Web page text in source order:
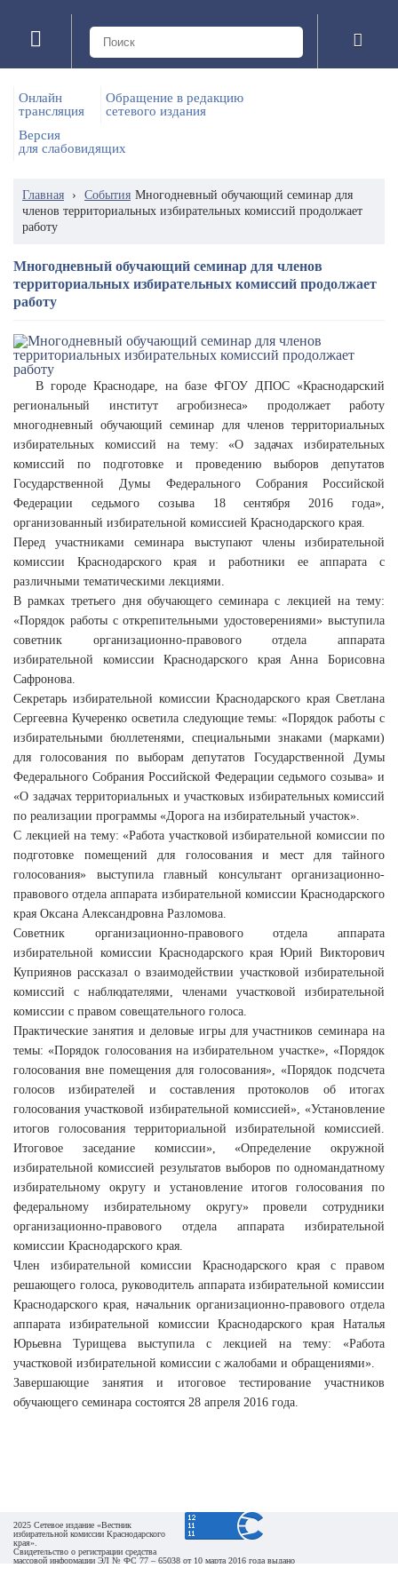
Онлайн
трансляция
Обращение в редакцию
сетевого издания
Версия
для слабовидящих
Главная › События Многодневный обучающий семинар для
членов территориальных избирательных комиссий продолжает
работу
Многодневный обучающий семинар для членов
территориальных избирательных комиссий продолжает
работу
В городе Краснодаре, на базе ФГОУ ДПОС «Краснодарский
региональный институт агробизнеса» продолжает работу
многодневный обучающий семинар для членов территориальных
избирательных комиссий на тему: «О задачах избирательных
комиссий по подготовке и проведению выборов депутатов
Государственной Думы Федерального Собрания Российской
Федерации седьмого созыва 18 сентября 2016 года»,
организованный избирательной комиссией Краснодарского края.
Перед участниками семинара выступают члены избирательной
комиссии Краснодарского края и работники ее аппарата с
различными тематическими лекциями.
В рамках третьего дня обучающего семинара с лекцией на тему:
«Порядок работы с открепительными удостоверениями» выступила
советник организационно-правового отдела аппарата
избирательной комиссии Краснодарского края Анна Борисовна
Сафронова.
Секретарь избирательной комиссии Краснодарского края Светлана
Сергеевна Кучеренко осветила следующие темы: «Порядок работы с
избирательными бюллетенями, специальными знаками (марками)
для голосования по выборам депутатов Государственной Думы
Федерального Собрания Российской Федерации седьмого созыва» и
«О задачах территориальных и участковых избирательных комиссий
по реализации программы «Дорога на избирательный участок».
С лекцией на тему: «Работа участковой избирательной комиссии по
подготовке помещений для голосования и мест для тайного
голосования» выступила главный консультант организационно-
правового отдела аппарата избирательной комиссии Краснодарского
края Оксана Александровна Разломова.
Советник организационно-правового отдела аппарата
избирательной комиссии Краснодарского края Юрий Викторович
Куприянов рассказал о взаимодействии участковой избирательной
комиссий с наблюдателями, членами участковой избирательной
комиссии с правом совещательного голоса.
Практические занятия и деловые игры для участников семинара на
темы: «Порядок голосования на избирательном участке», «Порядок
голосования вне помещения для голосования», «Порядок подсчета
голосов избирателей и составления протоколов об итогах
голосования участковой избирательной комиссией», «Установление
итогов голосования территориальной избирательной комиссией.
Итоговое заседание комиссии», «Определение окружной
избирательной комиссией результатов выборов по одномандатному
избирательному округу и установление итогов голосования по
федеральному избирательному округу» провели сотрудники
организационно-правового отдела аппарата избирательной
комиссии Краснодарского края.
Член избирательной комиссии Краснодарского края с правом
решающего голоса, руководитель аппарата избирательной комиссии
Краснодарского края, начальник организационно-правового отдела
аппарата избирательной комиссии Краснодарского края Наталья
Юрьевна Турищева выступила с лекцией на тему: «Работа
участковой избирательной комиссии с жалобами и обращениями».
Завершающие занятия и итоговое тестирование участников
обучающего семинара состоятся 28 апреля 2016 года.
2025 Сетевое издание «Вестник
избирательной комиссии Краснодарского
края».
Свидетельство о регистрации средства
массовой информации ЭЛ № ФС 77 – 65038 от 10 марта 2016 года выдано